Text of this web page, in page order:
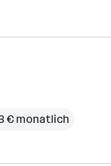
€ monatlich